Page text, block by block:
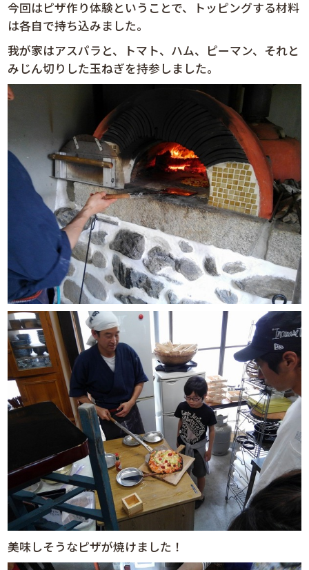
今回はピザ作り体験ということで、トッピングする材料
は各自で持ち込みました。
我が家はアスパラと、トマト、ハム、ピーマン、それと
みじん切りした玉ねぎを持参しました。
美味しそうなピザが焼けました！